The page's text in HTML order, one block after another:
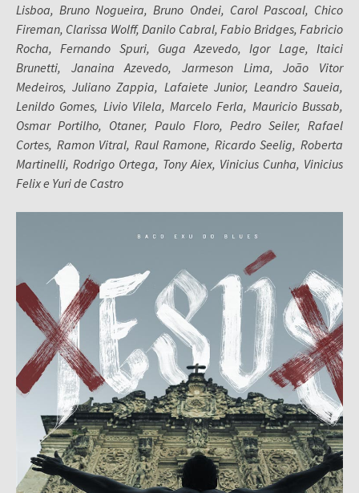
Lisboa, Bruno Nogueira, Bruno Ondei, Carol Pascoal, Chico
Fireman, Clarissa Wolff, Danilo Cabral, Fabio Bridges, Fabricio
Rocha, Fernando Spuri, Guga Azevedo, Igor Lage, Itaici
Brunetti, Janaina Azevedo, Jarmeson Lima, João Vitor
Medeiros, Juliano Zappia, Lafaiete Junior, Leandro Saueia,
Lenildo Gomes, Livio Vilela, Marcelo Ferla, Mauricio Bussab,
Osmar Portilho, Otaner, Paulo Floro, Pedro Seiler, Rafael
Cortes, Ramon Vitral, Raul Ramone, Ricardo Seelig, Roberta
Martinelli, Rodrigo Ortega, Tony Aiex, Vinicius Cunha, Vinicius
Felix e Yuri de Castro